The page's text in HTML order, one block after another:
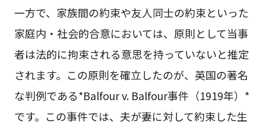
一方で、家族間の約束や友人同士の約束といった
家庭内・社会的合意においては、原則として当事
者は法的に拘束される意思を持っていないと推定
されます。この原則を確立したのが、英国の著名
な判例である*Balfour v. Balfour事件（1919年）*
です。この事件では、夫が妻に対して約束した生